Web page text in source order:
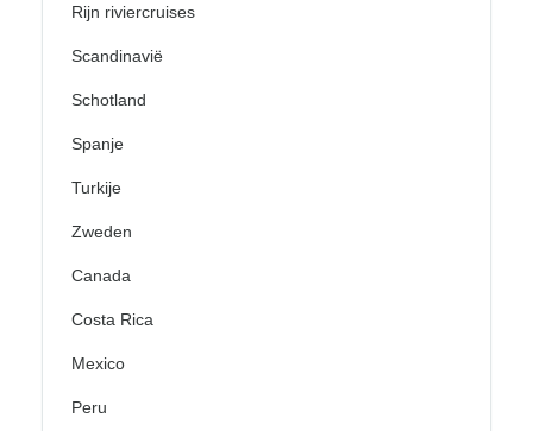
Rijn riviercruises
Scandinavië
Schotland
Spanje
Turkije
Zweden
Canada
Costa Rica
Mexico
Peru